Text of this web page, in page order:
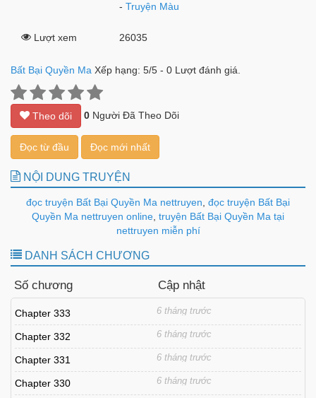
-Truyện Màu
Lượt xem 26035
Bất Bại Quyền Ma Xếp hạng: 5/5 - 0 Lượt đánh giá.
Theo dõi 0 Người Đã Theo Dõi
Đọc từ đầu Đọc mới nhất
NỘI DUNG TRUYỆN
đọc truyện Bất Bại Quyền Ma nettruyen đọc truyện Bất Bại
Quyền Ma nettruyen online truyện Bất Bại Quyền Ma tại
nettruyen miễn phí
DANH SÁCH CHƯƠNG
Số chương Cập nhật
Chapter 333 6 tháng trước
Chapter 332 6 tháng trước
Chapter 331 6 tháng trước
Chapter 330 6 tháng trước